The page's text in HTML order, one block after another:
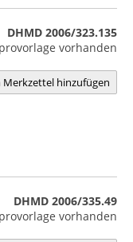
DHMD 2006/323.135
vorhanden
Merkzettel hinzufügen
DHMD 2006/335.49
vorhanden